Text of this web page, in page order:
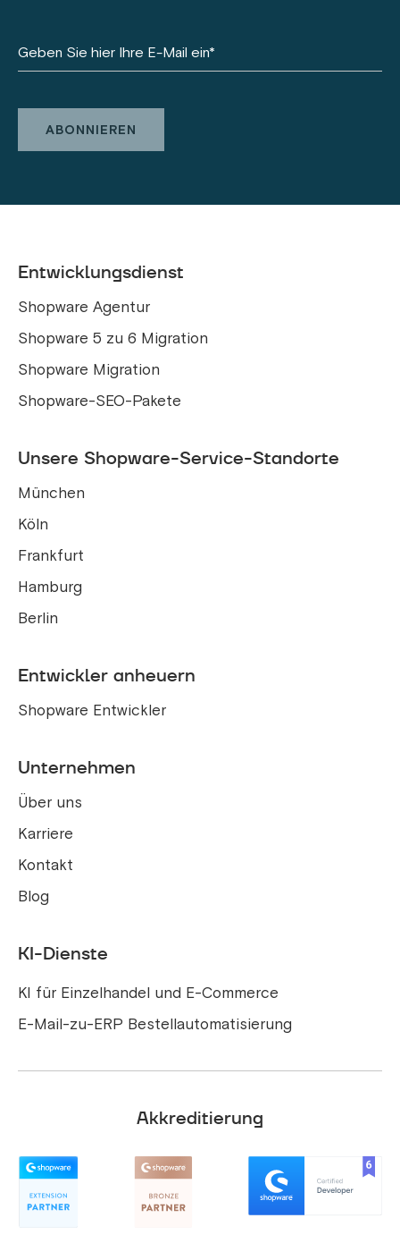
Entwicklungsdienst
Shopware Agentur
Shopware 5 zu 6 Migration
Shopware Migration
Shopware-SEO-Pakete
Unsere Shopware-Service-Standorte
München
Köln
Frankfurt
Hamburg
Berlin
Entwickler anheuern
Shopware Entwickler
Unternehmen
Über uns
Karriere
Kontakt
Blog
KI-Dienste
KI für Einzelhandel und E-Commerce
E-Mail-zu-ERP Bestellautomatisierung
Akkreditierung